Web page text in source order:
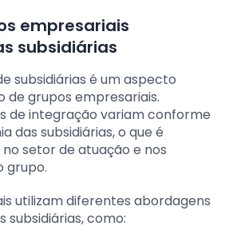
empresariais
subsidiárias
subsidiárias é um aspecto
grupos empresariais.
de integração variam conforme
das subsidiárias, o que é
setor de atuação e nos
grupo.
utilizam diferentes abordagens
subsidiárias, como: